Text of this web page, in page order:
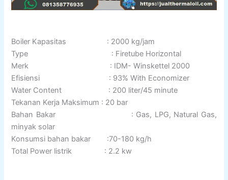
Boiler Kapasitas : 2000 kg/jam
Type : Firetube Horizontal
Merk : IDM- Winskettel 2000
Efisiensi : 93% With Economizer
Water Content : 200 liter/45 minute
Tekanan Kerja Maksimum : 20 bar
Bahan Bakar : Gas, LPG, Natural Gas,
minyak solar
Konsumsi bahan bakar :70-180 kg/h
Total Power listrik : 2.2 kw